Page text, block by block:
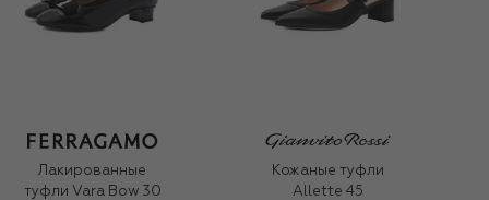
Лакированные
туфли Vara Bow 30
Кожаные туфли
Allette 45